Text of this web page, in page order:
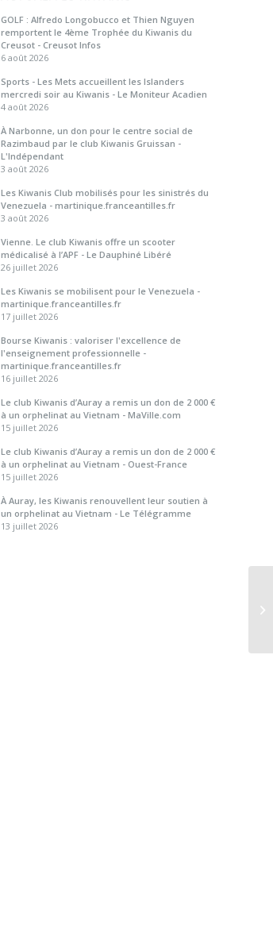
GOLF : Alfredo Longobucco et Thien Nguyen
remportent le 4ème Trophée du Kiwanis du
Creusot - Creusot Infos
6 août 2026
Sports - Les Mets accueillent les Islanders
mercredi soir au Kiwanis - Le Moniteur Acadien
4 août 2026
À Narbonne, un don pour le centre social de
Razimbaud par le club Kiwanis Gruissan -
L'Indépendant
3 août 2026
Les Kiwanis Club mobilisés pour les sinistrés du
Venezuela - martinique.franceantilles.fr
3 août 2026
Vienne. Le club Kiwanis offre un scooter
médicalisé à l’APF - Le Dauphiné Libéré
26 juillet 2026
Les Kiwanis se mobilisent pour le Venezuela -
martinique.franceantilles.fr
17 juillet 2026
Bourse Kiwanis : valoriser l'excellence de
l'enseignement professionnelle -
martinique.franceantilles.fr
16 juillet 2026
Le club Kiwanis d’Auray a remis un don de 2 000 €
à un orphelinat au Vietnam - MaVille.com
15 juillet 2026
Le club Kiwanis d’Auray a remis un don de 2 000 €
à un orphelinat au Vietnam - Ouest-France
15 juillet 2026
À Auray, les Kiwanis renouvellent leur soutien à
un orphelinat au Vietnam - Le Télégramme
13 juillet 2026